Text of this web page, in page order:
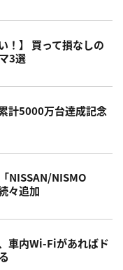
！】 買って損なしの
3選
計5000万台達成記念
NISSAN/NISMO
々追加
車内Wi-Fiがあればド